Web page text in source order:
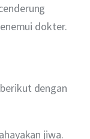
dokter.
dengan
jiwa.